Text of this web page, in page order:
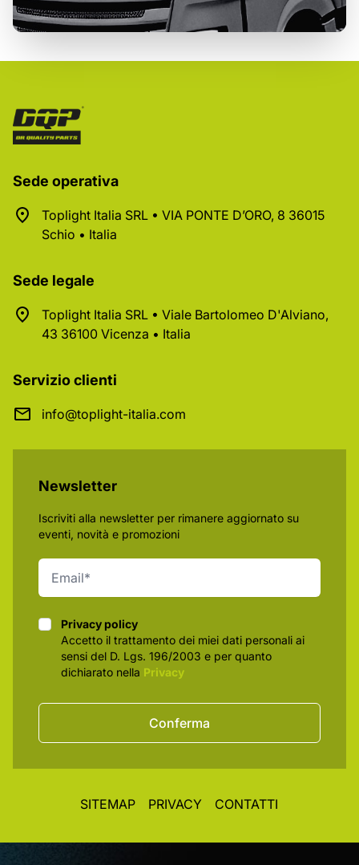
Sede operativa
Toplight Italia SRL • VIA PONTE D’ORO, 8 36015
Schio • Italia
Sede legale
Toplight Italia SRL • Viale Bartolomeo D'Alviano,
43 36100 Vicenza • Italia
Servizio clienti
info@toplight-italia.com
Newsletter
Iscriviti alla newsletter per rimanere aggiornato su
eventi, novità e promozioni
Privacy policy
Privacy policy
Accetto il trattamento dei miei dati personali ai
sensi del D. Lgs. 196/2003 e per quanto
dichiarato nella Privacy
Conferma
SITEMAP PRIVACY CONTATTI